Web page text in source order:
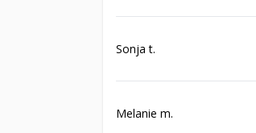
Sonja t.
Melanie m.